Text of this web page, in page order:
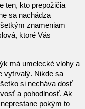
ten, kto prepožičia
sa nachádza
znameniam
ktoré Vás
má umelecké vlohy a
vytrvalý. Nikde sa
si necháva dosť
a pohodlnosť. Ak
pokým to